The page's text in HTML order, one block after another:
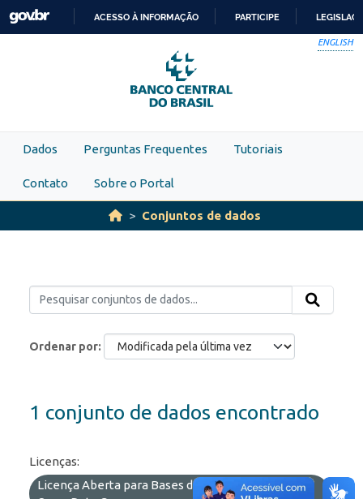
Skip to main content
PARA
O
CONTEÚDO
ACESSO À INFORMAÇÃO PARTICIPE
ENGLISH
Dados Perguntas Frequentes Tutoriais
Contato Sobre o Portal
Conjuntos de dados
Ordenar por
1 conjunto de dados encontrado
Licenças:
Licença Aberta para Bases de Dados (ODbL) do